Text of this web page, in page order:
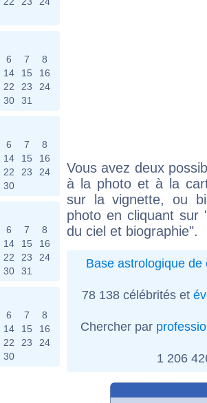
6 7
8
14 15
16
22 23
24
30 31
6 7
8
14 15
16
22 23
24
30
6 7
8
14 15
16
22 23
24
30 31
6 7
8
14 15
16
22 23
24
30
Vous avez deux
à la photo et à la
sur la vignette, ou
photo en cliquant sur
du ciel et biographie".
Base astrologique de
78 138 célébrités et
Chercher par
1 206